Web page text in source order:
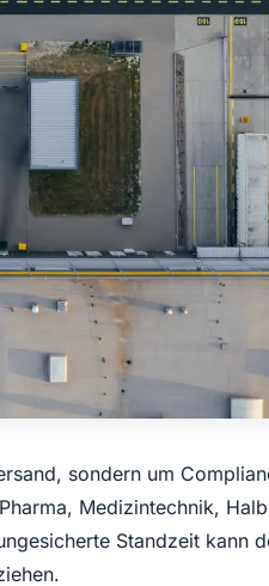
sondern um
Medizintechnik,
Standzeit kann